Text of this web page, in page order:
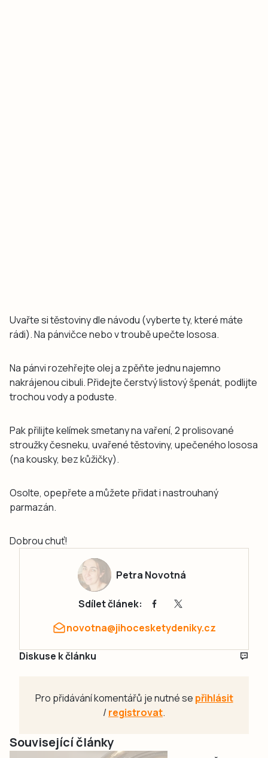
Uvařte si těstoviny dle návodu (vyberte ty, které máte
rádi). Na pánvičce nebo v troubě upečte lososa.
Na pánvi rozehřejte olej a zpěňte jednu najemno
nakrájenou cibuli. Přidejte čerstvý listový špenát, podlijte
trochou vody a poduste.
Pak přilijte kelímek smetany na vaření, 2 prolisované
stroužky česneku, uvařené těstoviny, upečeného lososa
(na kousky, bez kůžičky).
Osolte, opepřete a můžete přidat i nastrouhaný
parmazán.
Dobrou chuť!
Petra Novotná
Sdílet článek:
novotna@jihocesketydeniky.cz
Diskuse k článku
Pro přidávání komentářů je nutné se přihlásit
/registrovat.
Související články